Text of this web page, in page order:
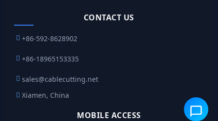
CONTACT US
+86-592-8628902
+86-18965153335
sales@cablecutting.net
Xiamen, China
MOBILE ACCESS